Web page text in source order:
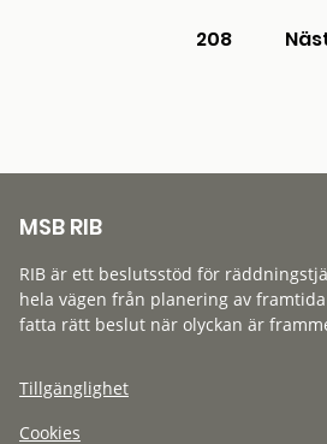
208
MSB RIB
RIB är ett beslutsstöd för
hela vägen från planering av
fatta rätt beslut när olyckan är
Tillgänglighet
Cookies